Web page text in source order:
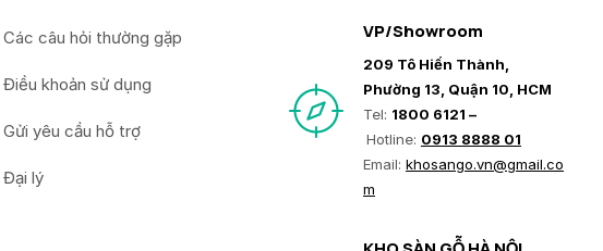
Các câu hỏi thường gặp
Điều khoản sử dụng
Gửi yêu cầu hỗ trợ
Đại lý
VP/Showroom
209 Tô Hiến Thành,
Phường 13, Quận 10, HCM
Tel: 1800 6121 –
Hotline: 0913 8888 01
Email: khosango.vn@gmail.co
m